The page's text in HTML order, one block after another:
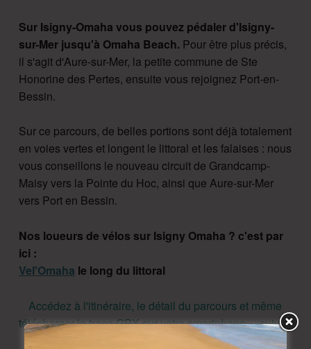
Sur Isigny-Omaha vous pouvez pédaler d'Isigny-
sur-Mer jusqu'à Omaha Beach. Pour être plus précis,
il s'agit d'Aure-sur-Mer, la petite commune de Ste
Honorine des Pertes, ensuite vous rejoignez Port-en-
Bessin.
Sur ce parcours, de belles portions sont déjà totalement
en voies vertes et longent le littoral et les falaises : nous
vous conseillons le nouveau circuit de Grandcamp-
Maisy vers la Pointe du Hoc, ainsi que Aure-sur-Mer
vers Port en Bessin.
Nos loueurs de vélos sur Isigny Omaha ? c'est par
ici :
Vel'Omaha le long du littoral
Accédez à l'itinéraire, le détail du parcours et même
télécharger la trace GPX sur votre smartphone.... suivez